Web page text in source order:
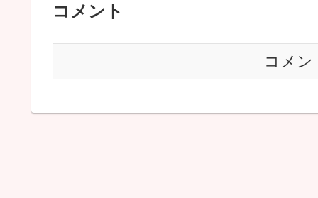
コメント
コメン